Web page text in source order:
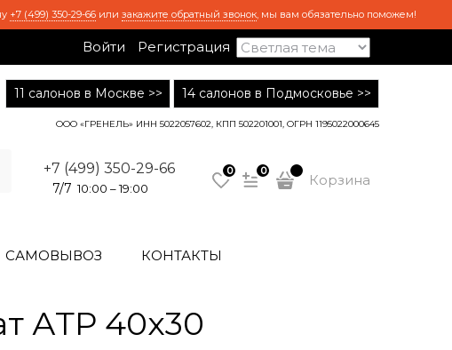
+7 (499) 350-29-66 или закажите обратный звонок, мы вам обязательно поможем!
Войти Регистрация
11 салонов в Москве >> 14 салонов в Подмосковье >>
ООО «ГРЕНЕЛЬ» ИНН 5022057602, КПП 502201001, ОГРН 1195022000645
+7 (499) 350-29-66
7/7 10:00 – 19:00
0 0
Корзина
САМОВЫВОЗ КОНТАКТЫ
АТР 40x30